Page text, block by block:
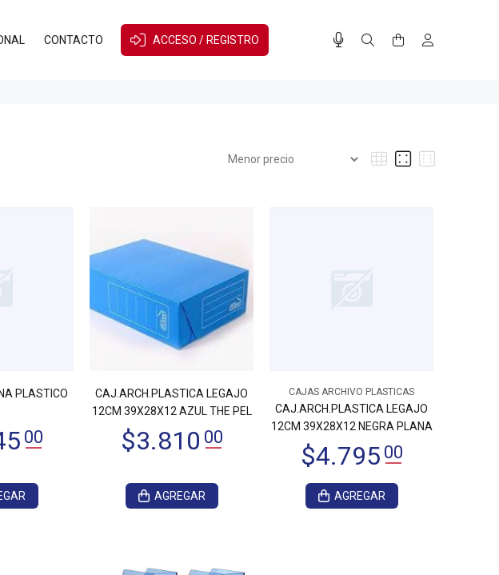
CONTACTO ACCESO / REGISTRO
PLASTICO
CAJ.ARCH.PLASTICA LEGAJO
12CM 39X28X12 AZUL THE PEL
AGREGAR
CAJAS ARCHIVO PLASTICAS
CAJ.ARCH.PLASTICA LEGAJO
12CM 39X28X12 NEGRA PLANA
AGREGAR